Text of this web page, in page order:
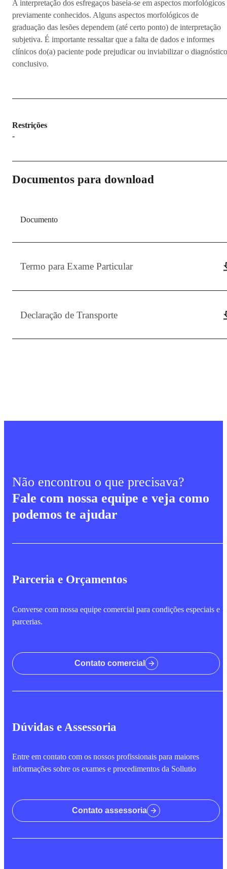
A interpretação dos esfregaços baseia-se em aspectos morfológicos
previamente conhecidos. Alguns aspectos morfológicos de
graduação das lesões dependem (até certo ponto) de interpretação
subjetiva. É importante ressaltar que a falta de dados e informes
clínicos do(a) paciente pode prejudicar ou inviabilizar o diagnóstico
conclusivo.
Restrições
-
Documentos para download
Documento
Termo para Exame Particular
Declaração de Transporte
Não encontrou o que precisava?
Fale com nossa equipe e veja como
podemos te ajudar
Parceria e Orçamentos
Converse com nossa equipe comercial para condições especiais e
parcerias.
Contato comercial
Dúvidas e Assessoria
Entre em contato com os nossos profissionais para maiores
informações sobre os exames e procedimentos da Sollutio
Contato assessoria